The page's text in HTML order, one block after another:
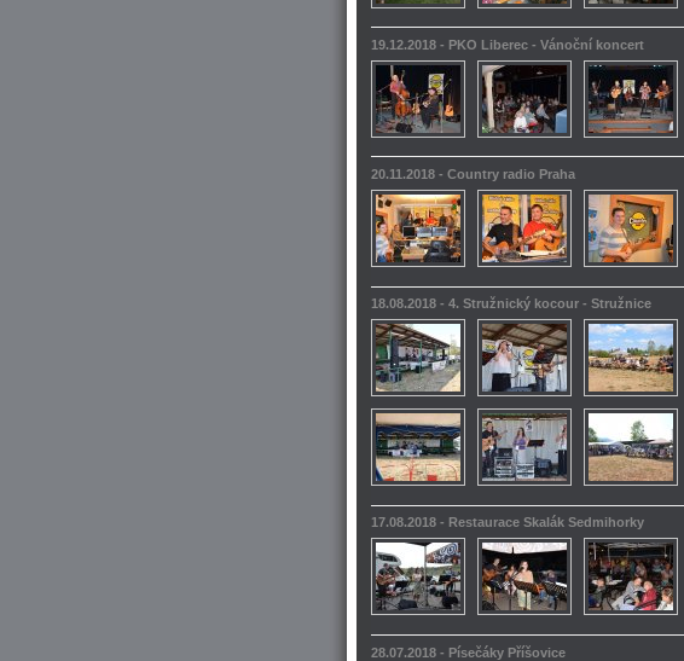
19.12.2018 - PKO Liberec - Vánoční koncert
20.11.2018 - Country radio Praha
18.08.2018 - 4. Stružnický kocour - Stružnice
17.08.2018 - Restaurace Skalák Sedmihorky
28.07.2018 - Písečáky Příšovice